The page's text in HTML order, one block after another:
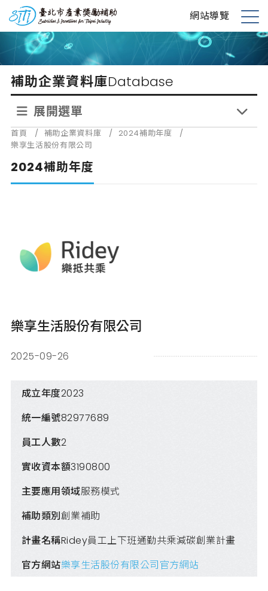
到
內
台北市產業獎勵補助 網站導覽
展
單
補助企業資料庫Database
展開選單
首頁 / 補助企業資料庫 / 2024補助年度
/
樂享生活股份有限公司
2024補助年度
樂享生活股份有限公司
2025-09-26
成立年度2023
統一編號82977689
員工人數2
實收資本額3190800
主要應用領域服務模式
補助類別創業補助
計畫名稱Ridey員工上下班通勤共乘減碳創業計畫
官方網站樂享生活股份有限公司官方網站